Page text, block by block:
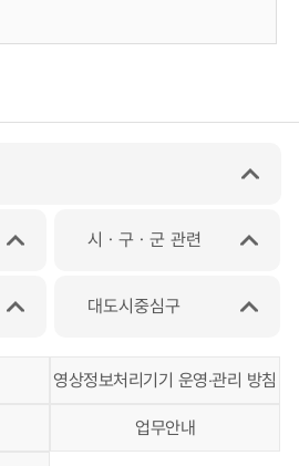
시ㆍ구ㆍ군 관련
대도시중심구
영상정보처리기기 운영‧관리 방침
업무안내